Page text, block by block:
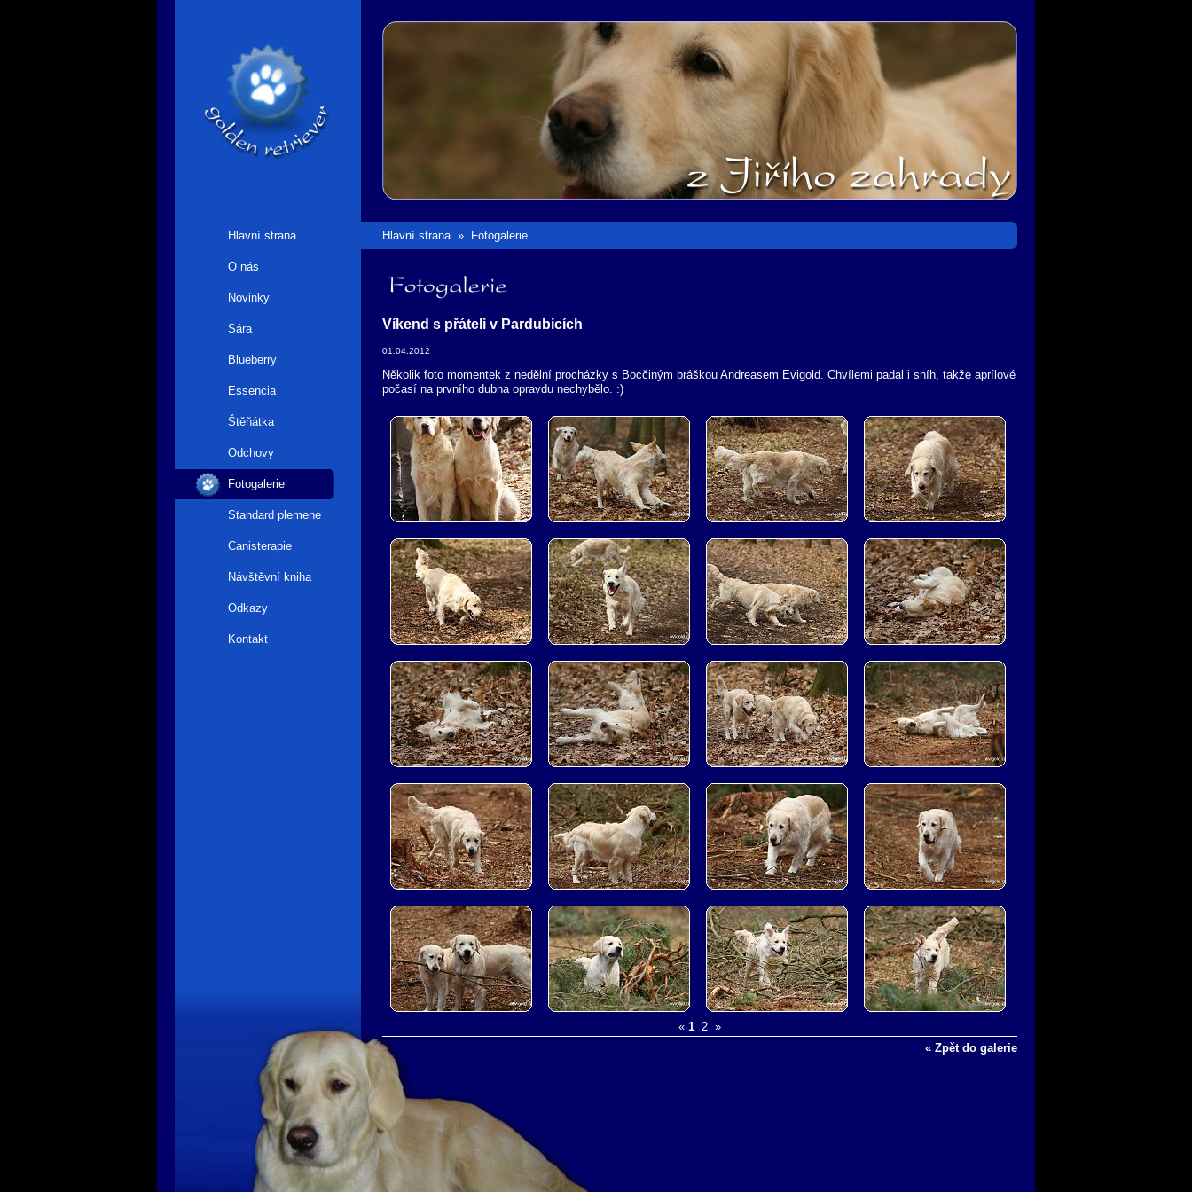
Hlavní strana
O nás
Novinky
Sára
Blueberry
Essencia
Štěňátka
Odchovy
Fotogalerie
Standard plemene
Canisterapie
Návštěvní kniha
Odkazy
Kontakt
Hlavní strana» Fotogalerie
Fotogalerie
Víkend s přáteli v Pardubicích
01.04.2012
Několik foto momentek z nedělní procházky s Bocčiným bráškou Andreasem Evigold. Chvílemi padal i sníh, takže aprílové
počasí na prvního dubna opravdu nechybělo. :)
« 1 2 »
« Zpět do galerie